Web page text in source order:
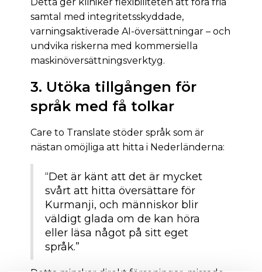
samtal med integritetsskyddade,
varningsaktiverade AI-översättningar – och
undvika riskerna med kommersiella
maskinöversättningsverktyg.
3. Utöka tillgången för
språk med få tolkar
Care to Translate stöder språk som är
nästan omöjliga att hitta i Nederländerna:
“Det är känt att det är mycket
svårt att hitta översättare för
Kurmanji, och människor blir
väldigt glada om de kan höra
eller läsa något på sitt eget
språk.”